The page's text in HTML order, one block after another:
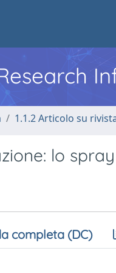
1.1.2 Articolo su
lo
completa (DC)